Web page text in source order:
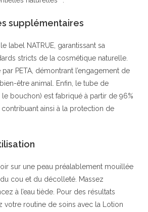
supplémentaires
label NATRUE, garantissant sa
stricts de la cosmétique naturelle.
PETA, démontrant l’engagement de
être animal. Enfin, le tube de
bouchon) est fabriqué à partir de 96%
ainsi à la protection de
sur une peau préalablement mouillée
cou et du décolleté. Massez
à l’eau tiède. Pour des résultats
votre routine de soins avec la Lotion